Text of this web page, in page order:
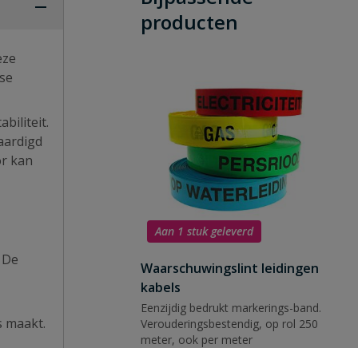
kan
De
maakt.
producten
Aan 1 stuk geleverd
Waarschuwingslint leidingen
kabels
Eenzijdig bedrukt markerings-band.
Verouderingsbestendig, op rol 250
meter, ook per meter